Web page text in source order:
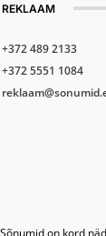
REKLAAM
+372 489 2133
+372 5551 1084
on kord